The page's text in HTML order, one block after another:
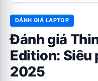
ĐÁNH GIÁ LAPTOP
Đánh giá
Edition: Siêu
2025